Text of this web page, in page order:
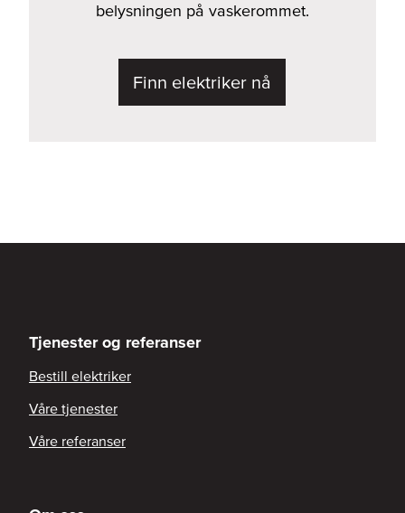
belysningen på vaskerommet.
Finn elektriker nå
Tjenester og referanser
Bestill elektriker
Våre tjenester
Våre referanser